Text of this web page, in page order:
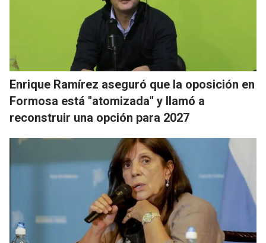
Enrique Ramírez aseguró que la oposición en
Formosa está "atomizada" y llamó a
reconstruir una opción para 2027